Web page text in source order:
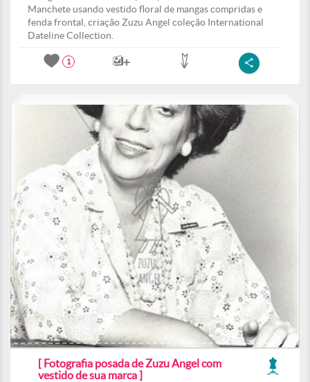
Manchete usando vestido floral de mangas compridas e
fenda frontal, criação Zuzu Angel coleção International
Dateline Collection.
1
[ Fotografia posada de Zuzu Angel com
vestido de sua marca ]